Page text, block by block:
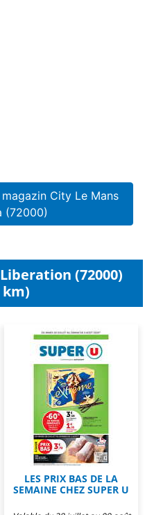
City Le Mans
(72000)
(72000)
km)
LES PRIX BAS DE LA
SEMAINE CHEZ SUPER U